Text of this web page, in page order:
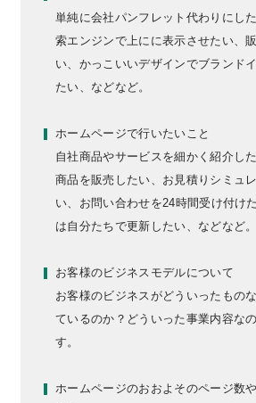
単純に会社パンフレット代わりにし
索エンジンで上にに表示させたい、
い、かっこいいデザインでブランド
たい、などなど。
ホームページで行いたいこと
自社商品やサービスを細かく紹介し
商品を販売したい、お見積りシミュ
い、お問い合わせを24時間受け付け
は自分たちで更新したい、などなど。
お客様のビジネスモデルについて
お客様のビジネスがどういったもの
ているのか？どういった事業内容な
す。
ホームページのおおよそのページ数